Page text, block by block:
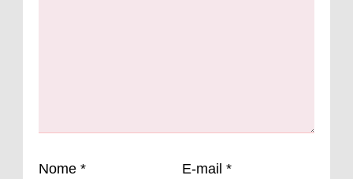
Nome * E-mail *